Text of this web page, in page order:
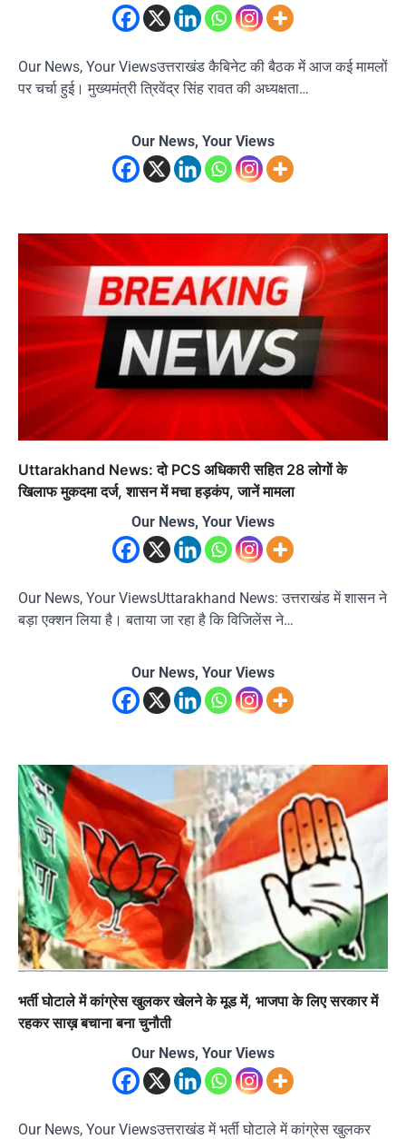
Our News, Your Viewsउत्तराखंड कैबिनेट की बैठक में आज कई मामलों
पर चर्चा हुई। मुख्यमंत्री त्रिवेंद्र सिंह रावत की अध्यक्षता…
Our News, Your Views
Uttarakhand News: दो PCS अधिकारी सहित 28 लोगों के
खिलाफ मुकदमा दर्ज, शासन में मचा हड़कंप, जानें मामला
Our News, Your Views
Our News, Your ViewsUttarakhand News: उत्तराखंड में शासन ने
बड़ा एक्शन लिया है। बताया जा रहा है कि विजिलेंस ने…
Our News, Your Views
भर्ती घोटाले में कांग्रेस खुलकर खेलने के मूड में, भाजपा के लिए सरकार में
रहकर साख़ बचाना बना चुनौती
Our News, Your Views
Our News, Your Viewsउत्तराखंड में भर्ती घोटाले में कांग्रेस खुलकर